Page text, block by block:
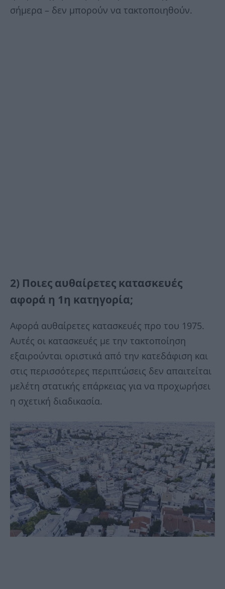
σήμερα – δεν μπορούν να τακτοποιηθούν.
2) Ποιες αυθαίρετες κατασκευές
αφορά η 1η κατηγορία;
Αφορά αυθαίρετες κατασκευές προ του 1975.
Αυτές οι κατασκευές με την τακτοποίηση
εξαιρούνται οριστικά από την κατεδάφιση και
στις περισσότερες περιπτώσεις δεν απαιτείται
μελέτη στατικής επάρκειας για να προχωρήσει
η σχετική διαδικασία.